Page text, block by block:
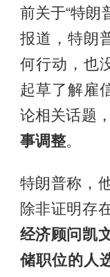
前关于“特朗
报道，特朗
何行动，也
起草了解雇
论相关话题
事调整。
特朗普称，
除非证明存
经济顾问凯
储职位的人